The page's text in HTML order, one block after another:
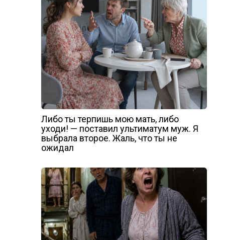
Либо ты терпишь мою мать, либо
уходи! — поставил ультиматум муж. Я
выбрала второе. Жаль, что ты не
ожидал